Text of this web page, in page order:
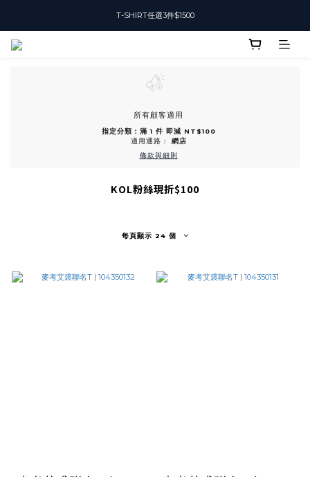
T-SHIRT任選3件$1500
T-SHIRT任選3件$1500
T-SHIRT任選3件$1500
所有顧客適用
指定分類：滿 1 件 即減 NT$100
適用通路： 網店
條款與細則
KOL粉絲現折$100
每頁顯示 24 個